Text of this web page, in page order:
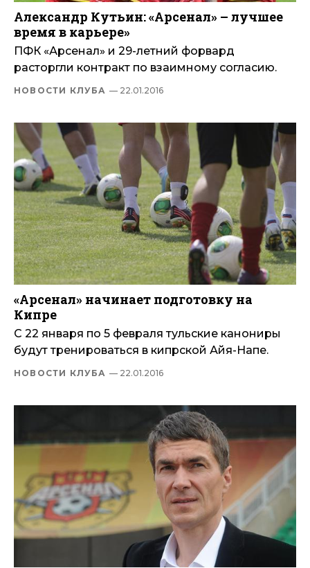
Александр Кутьин: «Арсенал» – лучшее
время в карьере»
ПФК «Арсенал» и 29-летний форвард
расторгли контракт по взаимному согласию.
НОВОСТИ КЛУБА — 22.01.2016
«Арсенал» начинает подготовку на
Кипре
С 22 января по 5 февраля тульские канониры
будут тренироваться в кипрской Айя-Напе.
НОВОСТИ КЛУБА — 22.01.2016